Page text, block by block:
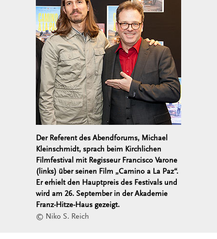
Der Referent des Abendforums, Michael
Kleinschmidt, sprach beim Kirchlichen
Filmfestival mit Regisseur Francisco Varone
(links) über seinen Film „Camino a La Paz“.
Er erhielt den Hauptpreis des Festivals und
wird am 26. September in der Akademie
Franz-Hitze-Haus gezeigt.
© Niko S. Reich